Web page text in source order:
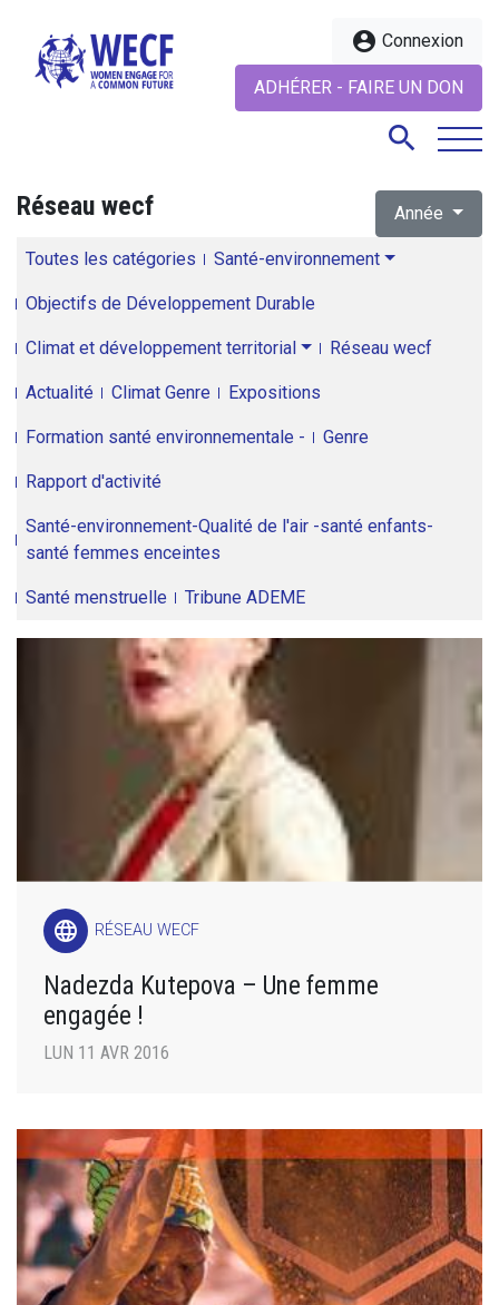
account_circle Connexion
ADHÉRER - FAIRE UN DON
search
Réseau wecf Année
Toutes les catégories Santé-environnement
Objectifs de Développement Durable
Climat et développement territorial Réseau wecf
Actualité Climat Genre Expositions
Formation santé environnementale - Genre
Rapport d'activité
Santé-environnement-Qualité de l'air -santé enfants-
santé femmes enceintes
Santé menstruelle Tribune ADEME
language RÉSEAU WECF
Nadezda Kutepova – Une femme
engagée !
LUN 11 AVR 2016